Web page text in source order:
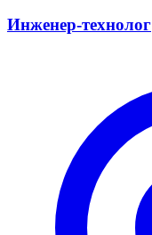
Инженер-технолог